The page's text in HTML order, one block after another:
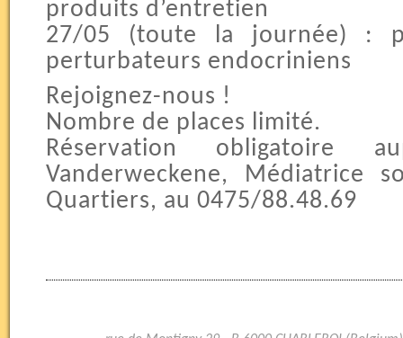
produits d’entretien
27/05 (toute la journée) :
perturbateurs endocriniens
Rejoignez-nous !
Nombre de places limité.
Réservation obligatoire
Vanderweckene, Médiatrice
Quartiers, au 0475/88.48.69